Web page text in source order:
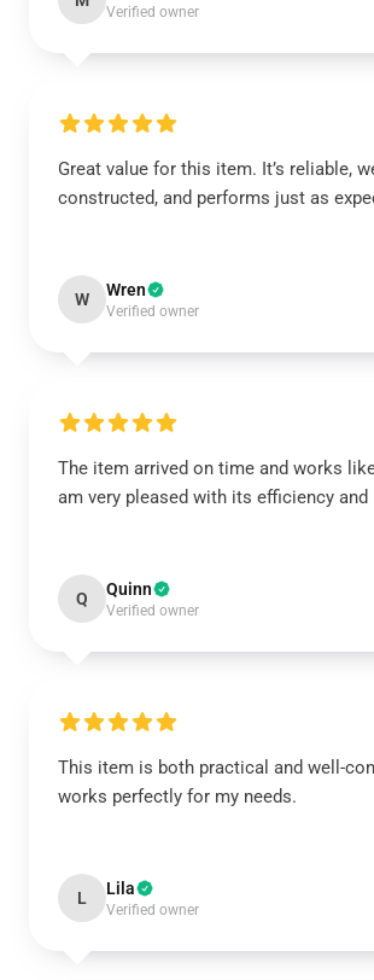
Verified owner
Great value for this item. It’s reliable,
constructed, and performs just as
W Wren
Verified owner
The item arrived on time and works
am very pleased with its efficiency and
Q Quinn
Verified owner
This item is both practical and well-
works perfectly for my needs.
L Lila
Verified owner